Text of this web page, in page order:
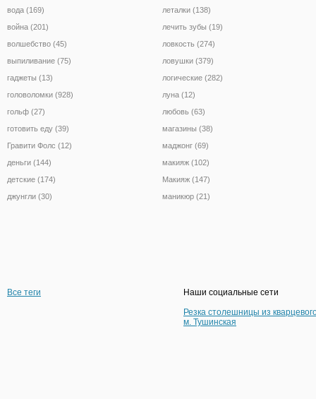
вода (169)
война (201)
волшебство (45)
выпиливание (75)
гаджеты (13)
головоломки (928)
гольф (27)
готовить еду (39)
Гравити Фолс (12)
деньги (144)
детские (174)
джунгли (30)
леталки (138)
лечить зубы (19)
ловкость (274)
ловушки (379)
логические (282)
луна (12)
любовь (63)
магазины (38)
маджонг (69)
макияж (102)
Макияж (147)
маникюр (21)
Все теги
Наши социальные сети
Резка столешницы из
м. Тушинская